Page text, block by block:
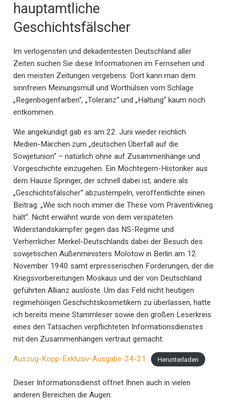
hauptamtliche
Geschichtsfälscher
Im verlogensten und dekadentesten Deutschland aller
Zeiten suchen Sie diese Informationen im Fernsehen und
den meisten Zeitungen vergebens. Dort kann man dem
sinnfreien Meinungsmüll und Worthülsen vom Schlage
„Regenbogenfarben“, „Toleranz“ und „Haltung“ kaum noch
entkommen.
Wie angekündigt gab es am 22. Juni wieder reichlich
Medien-Märchen zum „deutschen Überfall auf die
Sowjetunion“ – natürlich ohne auf Zusammenhänge und
Vorgeschichte einzugehen. Ein Möchtegern-Historiker aus
dem Hause Springer, der schnell dabei ist, andere als
„Geschichtsfälscher“ abzustempeln, veröffentlichte einen
Beitrag: „Wie sich noch immer die These vom Präventivkrieg
hält“. Nicht erwähnt wurde von dem verspäteten
Widerstandskämpfer gegen das NS-Regime und
Verherrlicher Merkel-Deutschlands dabei der Besuch des
sowjetischen Außenministers Molotow in Berlin am 12.
November 1940 samt erpresserischen Forderungen, der die
Kriegsvorbereitungen Moskaus und der von Deutschland
geführten Allianz auslöste. Um das Feld nicht heutigen
regimehörigen Geschichtskosmetikern zu überlassen, hatte
ich bereits meine Stammleser sowie den großen Leserkreis
eines den Tatsachen verpflichteten Informationsdienstes
mit den Zusammenhängen vertraut gemacht:
Auszug-Kopp-Exklusiv-Ausgabe-24-21 Herunterladen
Dieser Informationsdienst öffnet Ihnen auch in vielen
anderen Bereichen die Augen: